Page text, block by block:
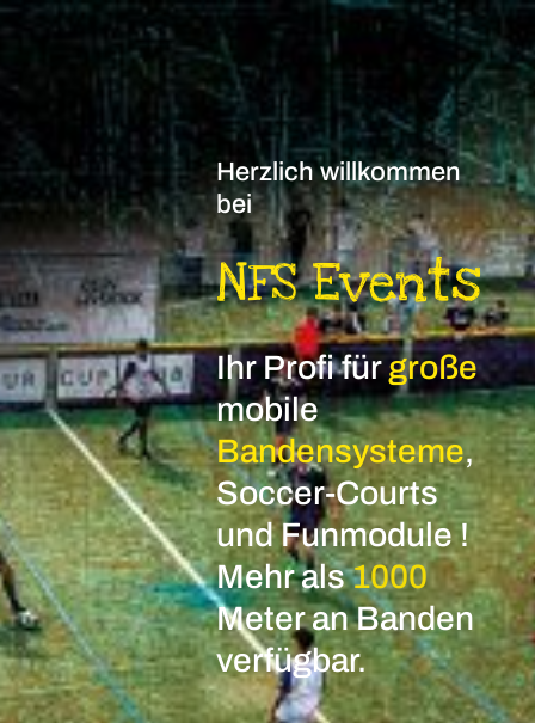
Herzlich willkommen
bei
NFS Events
Ihr Profi fürgroße
mobile
Bandensysteme,
Soccer-Courts
und Funmodule !
Mehr als1000
Meter an Banden
verfügbar.